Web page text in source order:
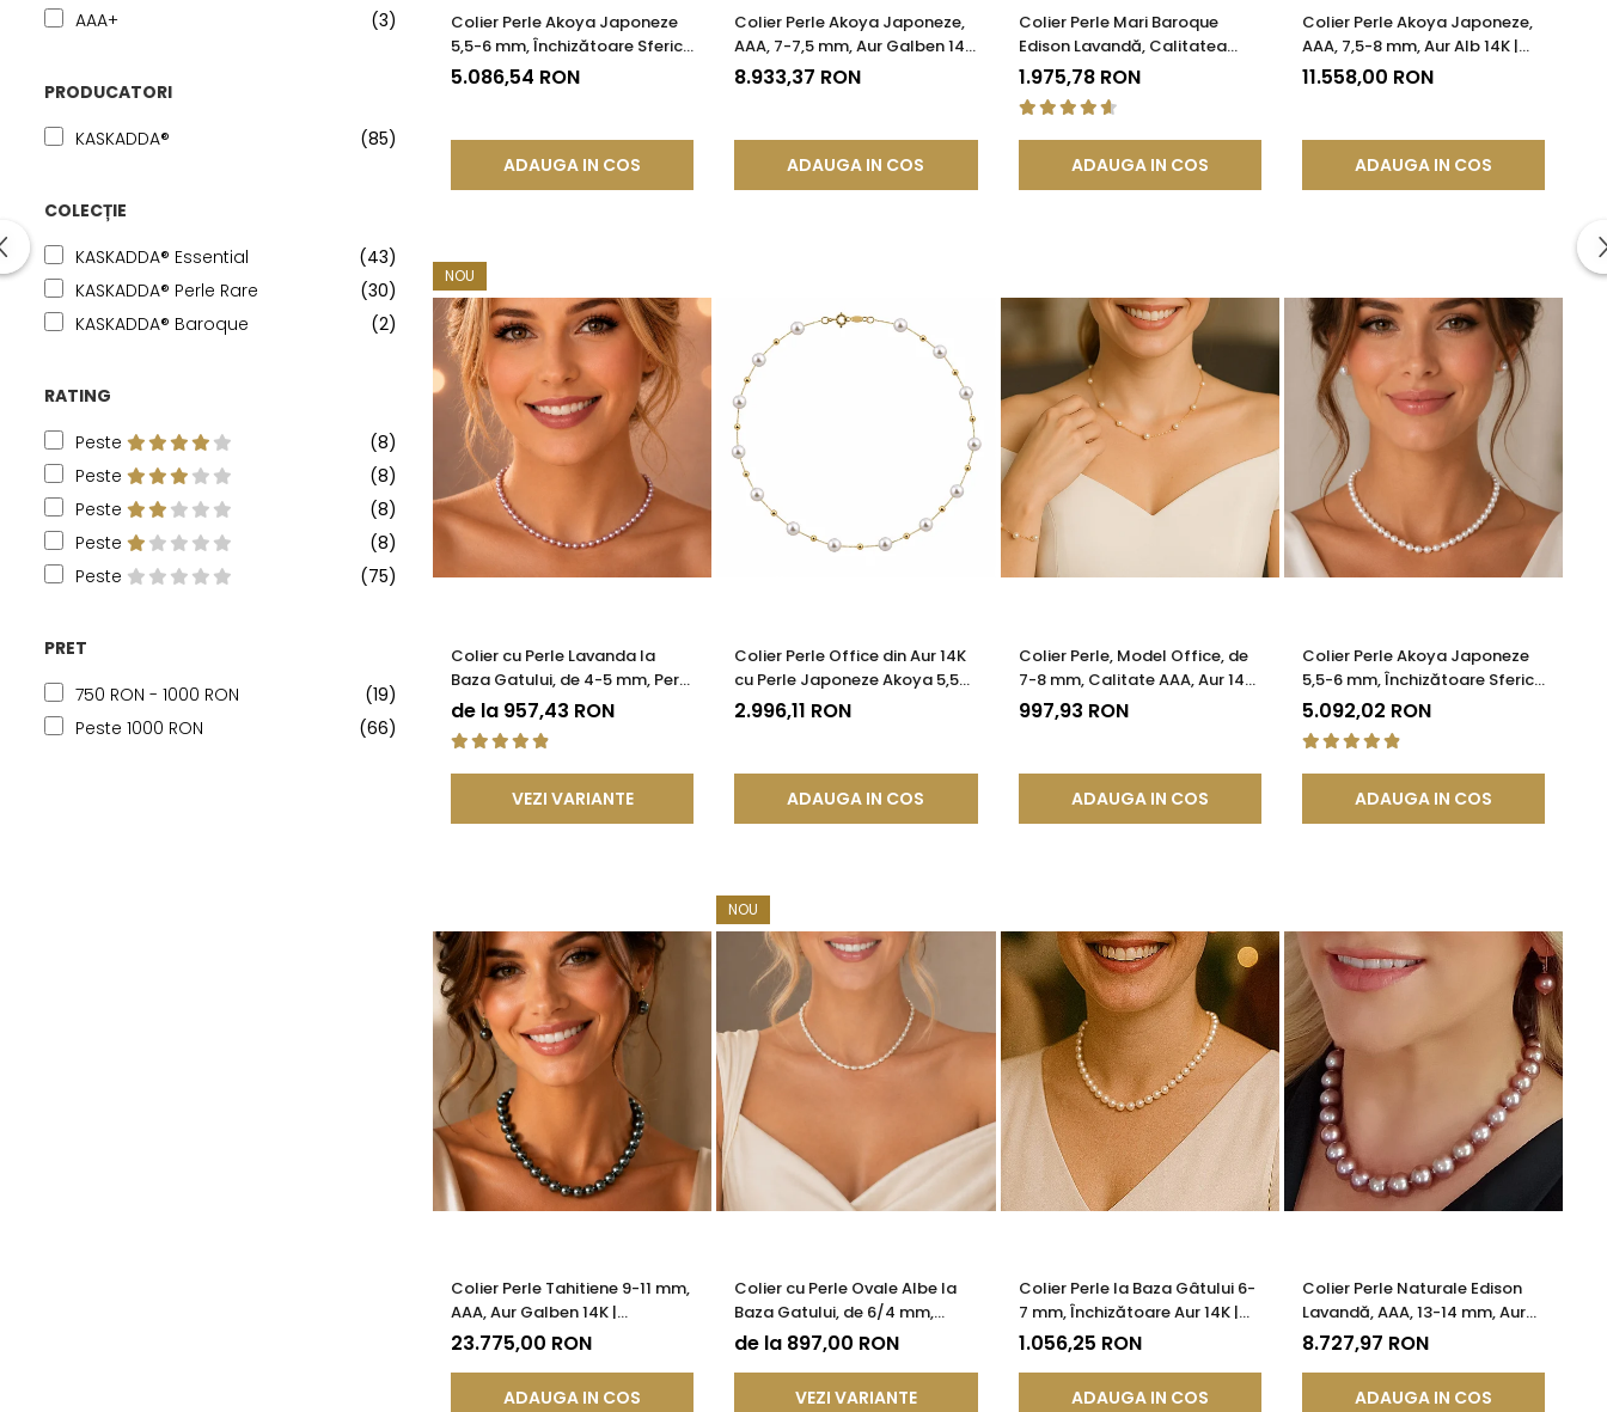
AAA+
(3)
PRODUCATORI
KASKADDA®
(85)
COLECȚIE
KASKADDA® Essential
(43)
KASKADDA® Perle Rare
(30)
KASKADDA® Baroque
(2)
RATING
Peste
(8)
Peste
(8)
Peste
(8)
Peste
(8)
Peste
(75)
PRET
750 RON - 1000 RON
(19)
Peste 1000 RON
(66)
Colier Perle Akoya Japoneze
5,5-6 mm, Închizătoare Sferică
Aur Galben 14K | KASKADDA®
5.086,54 RON
ADAUGA IN COS
Colier Perle Akoya Japoneze,
AAA, 7-7,5 mm, Aur Galben 14K
| KASKADDA®
8.933,37 RON
ADAUGA IN COS
Colier Perle Mari Baroque
Edison Lavandă, Calitatea
AAA, Aur 14K | KASKADDA®
1.975,78 RON
ADAUGA IN COS
Colier Perle Akoya Japoneze,
AAA, 7,5-8 mm, Aur Alb 14K |
KASKADDA®
11.558,00 RON
ADAUGA IN COS
NOU
Colier cu Perle Lavanda la
Baza Gatului, de 4-5 mm, Perle
Rare, Calitate AAA+, Aur 14K |
KASKADDA®
de la 957,43 RON
VEZI VARIANTE
Colier Perle Office din Aur 14K
cu Perle Japoneze Akoya 5,5
mm și Bile de Aur | KASKADDA®
2.996,11 RON
ADAUGA IN COS
Colier Perle, Model Office, de
7-8 mm, Calitate AAA, Aur 14K
| KASKADDA®
997,93 RON
ADAUGA IN COS
Colier Perle Akoya Japoneze
5,5-6 mm, Închizătoare Sferică
Aur Alb 14K | KASKADDA®
5.092,02 RON
ADAUGA IN COS
Colier Perle Tahitiene 9-11 mm,
AAA, Aur Galben 14K |
KASKADDA®
23.775,00 RON
ADAUGA IN COS
NOU
Colier cu Perle Ovale Albe la
Baza Gatului, de 6/4 mm,
Calitate AAA, Aur 14K |
de la 897,00 RON
VEZI VARIANTE
Colier Perle la Baza Gâtului 6-
7 mm, Închizătoare Aur 14K |
KASKADDA®
1.056,25 RON
ADAUGA IN COS
Colier Perle Naturale Edison
Lavandă, AAA, 13-14 mm, Aur
Alb 14K | KASKADDA®
8.727,97 RON
ADAUGA IN COS